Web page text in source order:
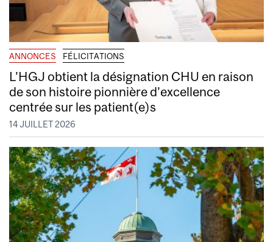
ANNONCES FÉLICITATIONS
L’HGJ obtient la désignation CHU en raison
de son histoire pionnière d’excellence
centrée sur les patient(e)s
14 JUILLET 2026